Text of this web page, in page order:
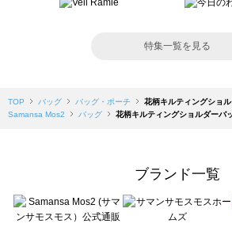
特集一覧を見る
TOP バッグ バッグ・ポーチ
花柄キルティングショ
Samansa Mos2
バッグ 花柄キルティングショルダーバ
ブランド一覧